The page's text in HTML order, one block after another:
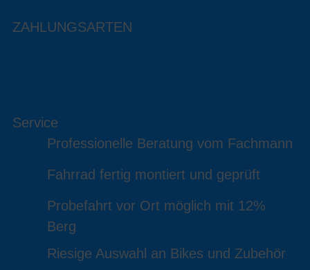
ZAHLUNGSARTEN
Service
Professionelle Beratung vom Fachmann
Fahrrad fertig montiert und geprüft
Probefahrt vor Ort möglich mit 12%
Berg
Riesige Auswahl an Bikes und Zubehör